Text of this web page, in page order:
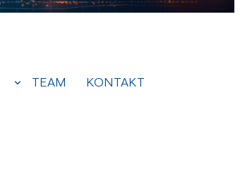
TEAM KONTAKT